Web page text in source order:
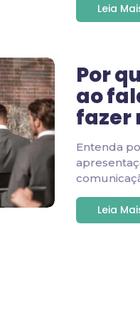
Leia
Por
ao
fazer
Entenda
Leia